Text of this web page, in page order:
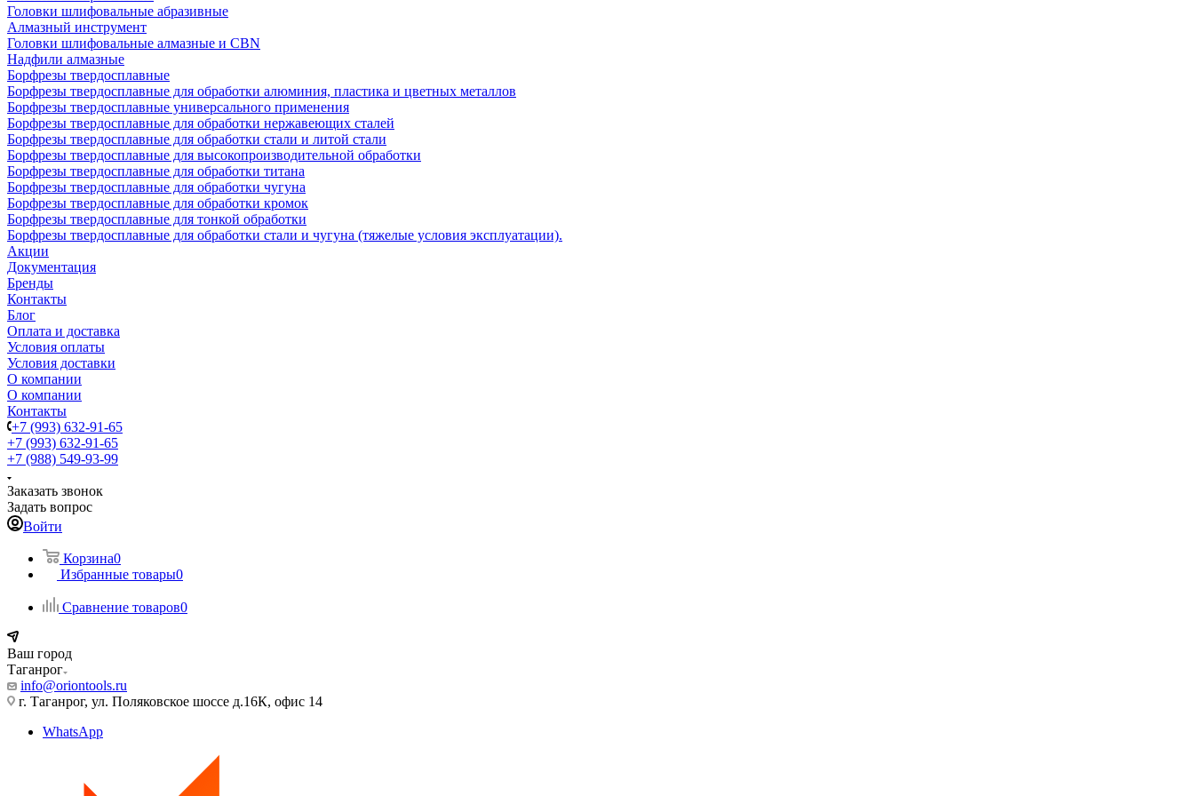
Головки шлифовальные абразивные
Алмазный инструмент
Головки шлифовальные алмазные и CBN
Надфили алмазные
Борфрезы твердосплавные
Борфрезы твердосплавные для обработки алюминия, пластика и цветных металлов
Борфрезы твердосплавные универсального применения
Борфрезы твердосплавные для обработки нержавеющих сталей
Борфрезы твердосплавные для обработки стали и литой стали
Борфрезы твердосплавные для высокопроизводительной обработки
Борфрезы твердосплавные для обработки титана
Борфрезы твердосплавные для обработки чугуна
Борфрезы твердосплавные для обработки кромок
Борфрезы твердосплавные для тонкой обработки
Борфрезы твердосплавные для обработки стали и чугуна (тяжелые условия эксплуатации).
Акции
Документация
Бренды
Контакты
Блог
Оплата и доставка
Условия оплаты
Условия доставки
О компании
О компании
Контакты
+7 (993) 632-91-65
+7 (993) 632-91-65
+7 (988) 549-93-99
Заказать звонок
Задать вопрос
Войти
Корзина0
Избранные товары0
Сравнение товаров0
Ваш город
Таганрог
info@oriontools.ru
г. Таганрог, ул. Поляковское шоссе д.16К, офис 14
WhatsApp